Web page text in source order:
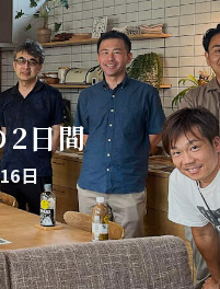
2日間
日